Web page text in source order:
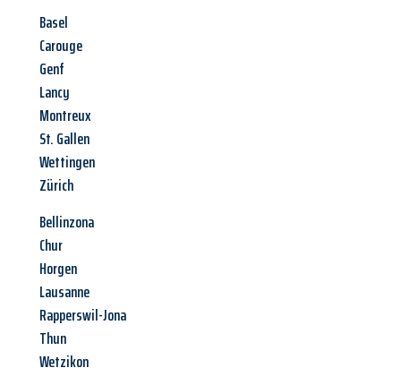
Basel
Carouge
Genf
Lancy
Montreux
St. Gallen
Wettingen
Zürich
Bellinzona
Chur
Horgen
Lausanne
Rapperswil-Jona
Thun
Wetzikon